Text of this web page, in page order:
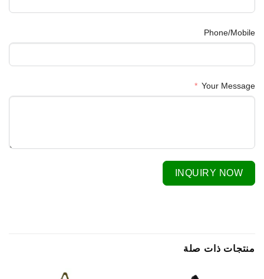
Phone/Mobile
Your Message
INQUIRY NOW
منتجات ذات صلة